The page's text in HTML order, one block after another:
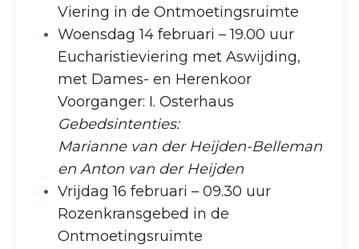
Viering in de Ontmoetingsruimte
Woensdag 14 februari – 19.00 uur
Eucharistieviering met Aswijding,
met Dames- en Herenkoor
Voorganger: I. Osterhaus
Gebedsintenties:
Marianne van der Heijden-Belleman
en Anton van der Heijden
Vrijdag 16 februari – 09.30 uur
Rozenkransgebed in de
Ontmoetingsruimte